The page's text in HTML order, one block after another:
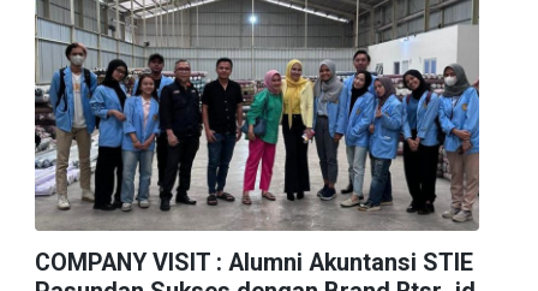
COMPANY VISIT : Alumni Akuntansi STIE